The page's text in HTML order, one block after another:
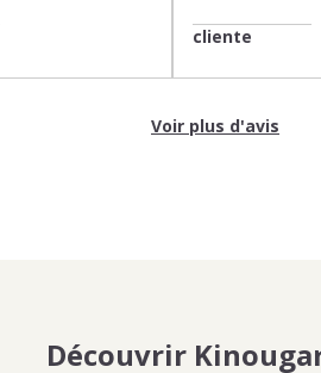
cliente
Voir plus d'avis
Découvrir